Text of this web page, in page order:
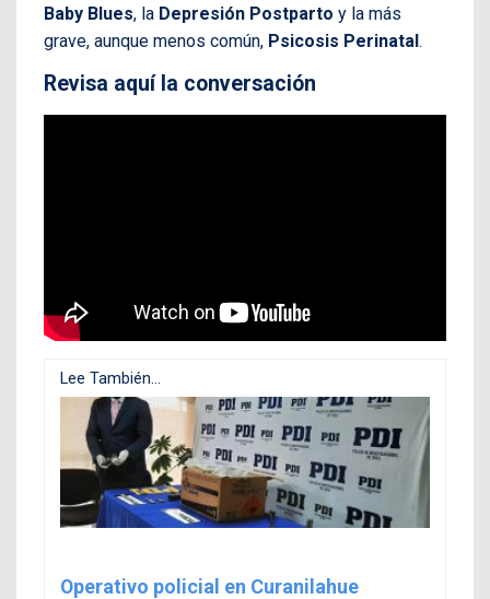
Baby Blues, la Depresión Postparto y la más
grave, aunque menos común, Psicosis Perinatal .
Revisa aquí la conversación
Lee También...
Operativo policial en Curanilahue